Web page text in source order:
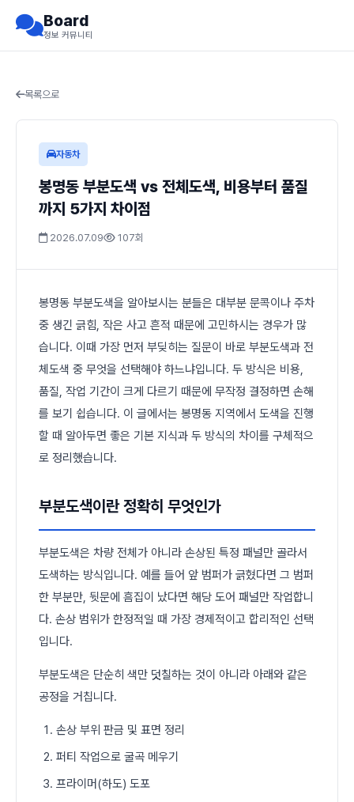
Board
정보 커뮤니티
목록으로
자동차
봉명동 부분도색 vs 전체도색, 비용부터 품질
까지 5가지 차이점
2026.07.09 107회
봉명동 부분도색을 알아보시는 분들은 대부분 문콕이나 주차
중 생긴 긁힘, 작은 사고 흔적 때문에 고민하시는 경우가 많
습니다. 이때 가장 먼저 부딪히는 질문이 바로 부분도색과 전
체도색 중 무엇을 선택해야 하느냐입니다. 두 방식은 비용,
품질, 작업 기간이 크게 다르기 때문에 무작정 결정하면 손해
를 보기 쉽습니다. 이 글에서는 봉명동 지역에서 도색을 진행
할 때 알아두면 좋은 기본 지식과 두 방식의 차이를 구체적으
로 정리했습니다.
부분도색이란 정확히 무엇인가
부분도색은 차량 전체가 아니라 손상된 특정 패널만 골라서
도색하는 방식입니다. 예를 들어 앞 범퍼가 긁혔다면 그 범퍼
한 부분만, 뒷문에 흠집이 났다면 해당 도어 패널만 작업합니
다. 손상 범위가 한정적일 때 가장 경제적이고 합리적인 선택
입니다.
부분도색은 단순히 색만 덧칠하는 것이 아니라 아래와 같은
공정을 거칩니다.
손상 부위 판금 및 표면 정리
퍼티 작업으로 굴곡 메우기
프라이머(하도) 도포